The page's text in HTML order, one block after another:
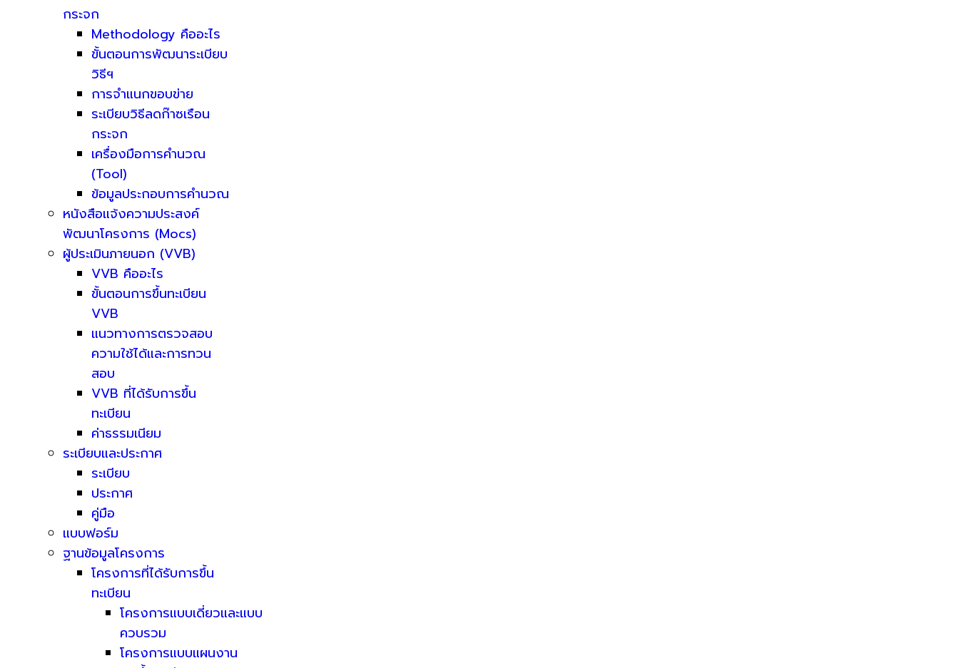
กระจก
Methodology คืออะไร
ขั้นตอนการพัฒนาระเบียบ
วิธีฯ
การจำแนกขอบข่าย
ระเบียบวิธีลดก๊าซเรือน
กระจก
เครื่องมือการคำนวณ
(Tool)
ข้อมูลประกอบการคำนวณ
หนังสือแจ้งความประสงค์
พัฒนาโครงการ (Mocs)
ผู้ประเมินภายนอก (VVB)
VVB คืออะไร
ขั้นตอนการขึ้นทะเบียน
VVB
แนวทางการตรวจสอบ
ความใช้ได้และการทวน
สอบ
VVB ที่ได้รับการขึ้น
ทะเบียน
ค่าธรรมเนียม
ระเบียบและประกาศ
ระเบียบ
ประกาศ
คู่มือ
แบบฟอร์ม
ฐานข้อมูลโครงการ
โครงการที่ได้รับการขึ้น
ทะเบียน
โครงการแบบเดี่ยวและแบบ
ควบรวม
โครงการแบบแผนงาน